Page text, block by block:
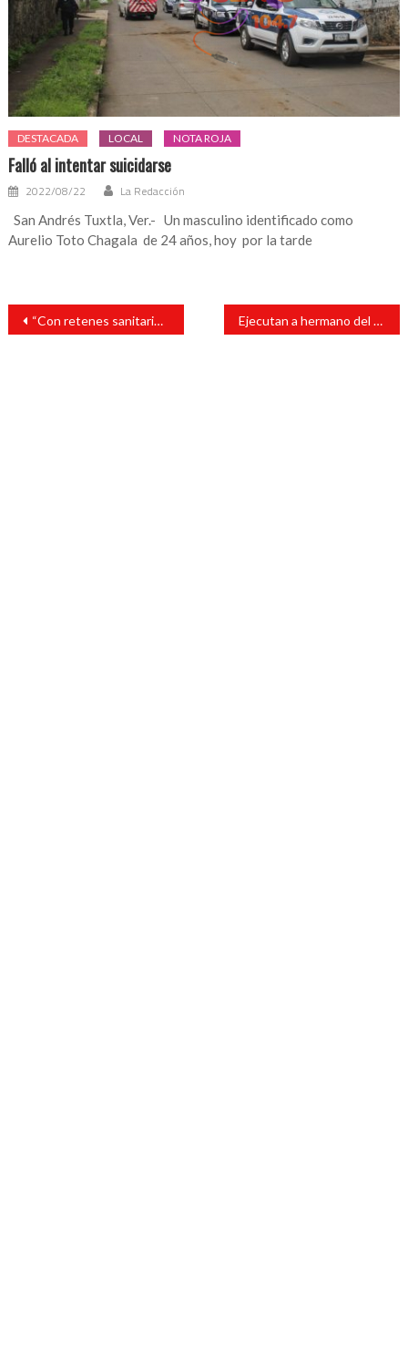
DESTACADA LOCAL NOTA ROJA
Falló al intentar suicidarse
2022/08/22 La Redacción
San Andrés Tuxtla, Ver.- Un masculino identificado como
Aurelio Toto Chagala de 24 años, hoy por la tarde
Navegación
entradas
“Con retenes sanitarios en los accesos a la ciudad, cuidamos a los sanandrescanos, ante el COVID-19”: Tavo Pére Ejecutan a hermano del diputado Eulalio Ríos Fararoni